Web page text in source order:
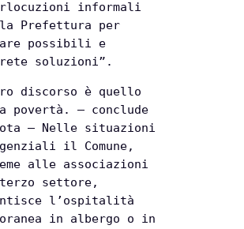
informali
la Prefettura per
possibili e
soluzioni”.
discorso è quello
povertà. – conclude
– Nelle situazioni
il Comune,
alle associazioni
settore,
l’ospitalità
in albergo o in